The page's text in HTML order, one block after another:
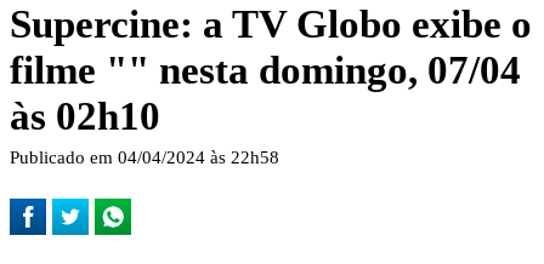
Supercine: a TV Globo exibe o
filme "" nesta domingo, 07/04
às 02h10
Publicado em 04/04/2024 às 22h58